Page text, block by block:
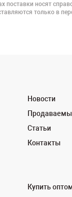
поставки носят
только в
Новости
Статьи
Контакты
Купить